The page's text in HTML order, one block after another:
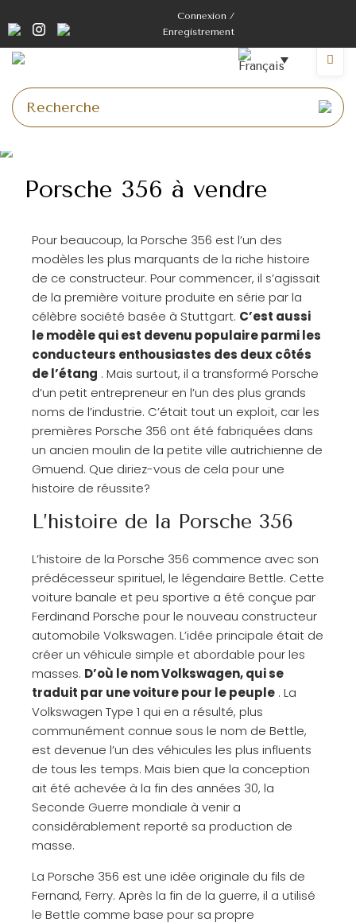
Connexion /
Enregistrement
Porsche 356 à vendre
Pour beaucoup, la Porsche 356 est l’un des
modèles les plus marquants de la riche histoire
de ce constructeur. Pour commencer, il s’agissait
de la première voiture produite en série par la
célèbre société basée à Stuttgart. C’est aussi
le modèle qui est devenu populaire parmi les
conducteurs enthousiastes des deux côtés
de l’étang . Mais surtout, il a transformé Porsche
d’un petit entrepreneur en l’un des plus grands
noms de l’industrie. C’était tout un exploit, car les
premières Porsche 356 ont été fabriquées dans
un ancien moulin de la petite ville autrichienne de
Gmuend. Que diriez-vous de cela pour une
histoire de réussite?
L’histoire de la Porsche 356
L’histoire de la Porsche 356 commence avec son
prédécesseur spirituel, le légendaire Bettle. Cette
voiture banale et peu sportive a été conçue par
Ferdinand Porsche pour le nouveau constructeur
automobile Volkswagen. L’idée principale était de
créer un véhicule simple et abordable pour les
masses. D’où le nom Volkswagen, qui se
traduit par une voiture pour le peuple . La
Volkswagen Type 1 qui en a résulté, plus
communément connue sous le nom de Bettle,
est devenue l’un des véhicules les plus influents
de tous les temps. Mais bien que la conception
ait été achevée à la fin des années 30, la
Seconde Guerre mondiale à venir a
considérablement reporté sa production de
masse.
La Porsche 356 est une idée originale du fils de
Fernand, Ferry. Après la fin de la guerre, il a utilisé
le Bettle comme base pour sa propre